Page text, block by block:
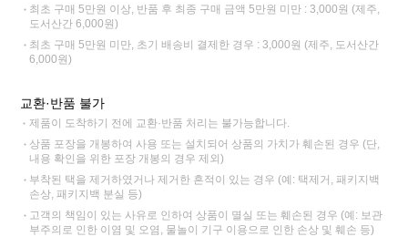
최초 구매 5만원 이상, 반품 후 최종 구매 금액 5만원 미만 : 3,000원 (제주,
도서산간 6,000원)
최초 구매 5만원 미만, 초기 배송비 결제한 경우 : 3,000원 (제주, 도서산간
6,000원)
교환·반품 불가
제품이 도착하기 전에 교환·반품 처리는 불가능합니다.
상품 포장을 개봉하여 사용 또는 설치되어 상품의 가치가 훼손된 경우 (단,
내용 확인을 위한 포장 개봉의 경우 제외)
부착된 택을 제거하였거나 제거한 흔적이 있는 경우 (예: 택제거, 패키지백
손상, 패키지백 분실 등)
고객의 책임이 있는 사유로 인하여 상품이 멸실 또는 훼손된 경우 (예: 보관
부주의로 인한 이염 및 오염, 물놀이 기구 이용으로 인한 손상 및 훼손 등)